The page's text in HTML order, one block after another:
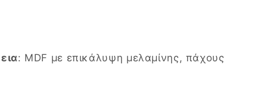
: MDF με επικάλυψη μελαμίνης, πάχους